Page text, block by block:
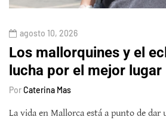
agosto 10, 2026
Los mallorquines y el
lucha por el mejor lugar
PorCaterina Mas
La vida en Mallorca está a punto de dar